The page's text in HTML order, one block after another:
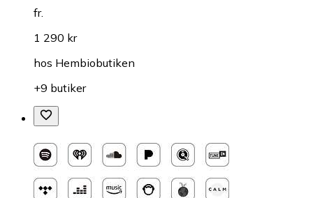
fr.
1 290 kr
hos Hembiobutiken
+9 butiker